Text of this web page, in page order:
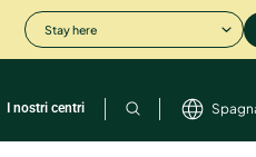
Stay here
I nostri centri